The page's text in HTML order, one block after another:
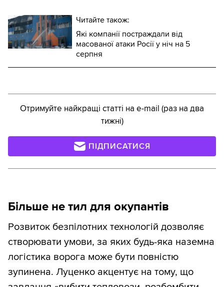
Читайте також:
Які компанії постраждали від
масованої атаки Росії у ніч на 5
серпня
Отримуйте найкращі статті на e-mail (раз на два
тижні)
ПІДПИСАТИСЯ
Більше не тил для окупантів
Розвиток безпілотних технологій дозволяє
створювати умови, за яких будь-яка наземна
логістика ворога може бути повністю
зупинена. Луценко акцентує на тому, що